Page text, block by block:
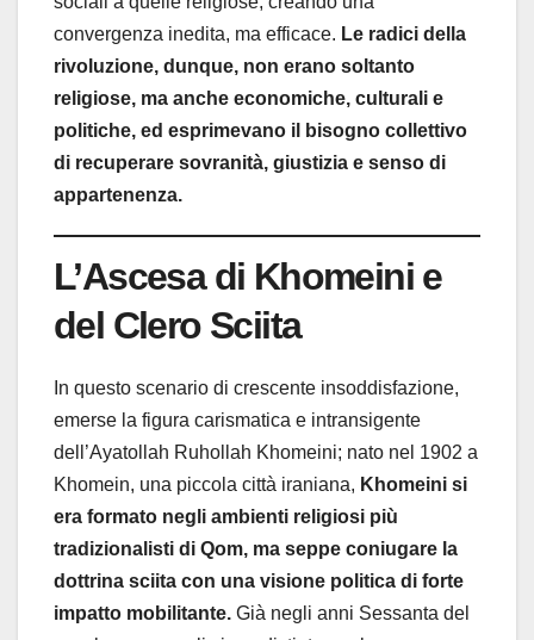
convergenza inedita, ma efficace. Le radici della
rivoluzione, dunque, non erano soltanto
religiose, ma anche economiche, culturali e
politiche, ed esprimevano il bisogno collettivo
di recuperare sovranità, giustizia e senso di
appartenenza.
L’Ascesa di Khomeini e
del Clero Sciita
In questo scenario di crescente insoddisfazione,
emerse la figura carismatica e intransigente
dell’Ayatollah Ruhollah Khomeini; nato nel 1902 a
Khomein, una piccola città iraniana, Khomeini si
era formato negli ambienti religiosi più
tradizionalisti di Qom, ma seppe coniugare la
dottrina sciita con una visione politica di forte
impatto mobilitante. Già negli anni Sessanta del